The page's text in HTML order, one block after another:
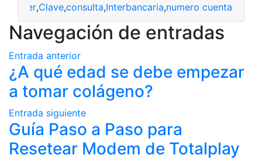
,Clave,consulta,Interbancaria,numero cuenta
Navegación de entradas
Entrada anterior
¿A qué edad se debe empezar
a tomar colágeno?
Entrada siguiente
Guía Paso a Paso para
Resetear Modem de Totalplay